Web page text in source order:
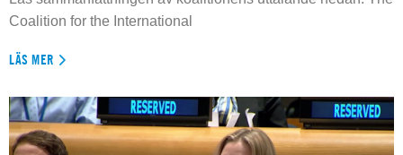
Coalition for the International
LÄS MER